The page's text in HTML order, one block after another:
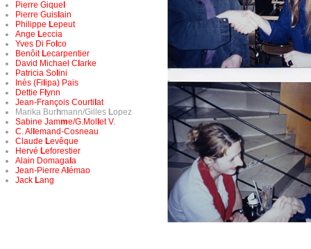
Pierre Gique
Pierre Guis ain
Philippe Lepeut
Ange Leccia
Yves Di Fo co
Benôit Lecarpentier
David Michael C arke
Patricia So ini
Inès (Fi ipa) Pais
Dettie F ynn
Jean-François Courti at
Marika Burhmann/Gilles Lopez
Sabine Jamme/G.Mol et V.
C. Al emand-Cosneau
Claude Levêque
Hervé Leforestier
Alain Domaga a
Jean-Pierre A émao
Jack Lang